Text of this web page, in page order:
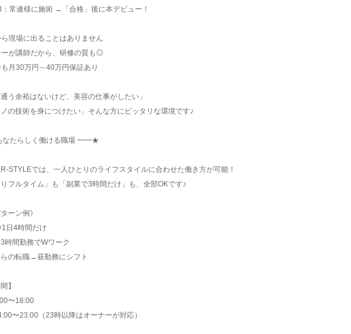
常連様に施術 →「合格」後に本デビュー！
現場に出ることはありません
が講師だから、研修の質も◎
月30万円～40万円保証あり
通う余裕はないけど、美容の仕事がしたい」
ノの技術を身につけたい」そんな方にピッタリな環境です♪
たらしく働ける職場 ━━★
STYLEでは、一人ひとりのライフスタイルに合わせた働き方が可能！
りフルタイム」も「副業で3時間だけ」も、全部OKです♪
ーン例》
日4時間だけ
時間勤務でWワーク
の転職→昼勤務にシフト
】
〜18:00
〜23:00（23時以降はオーナーが対応）